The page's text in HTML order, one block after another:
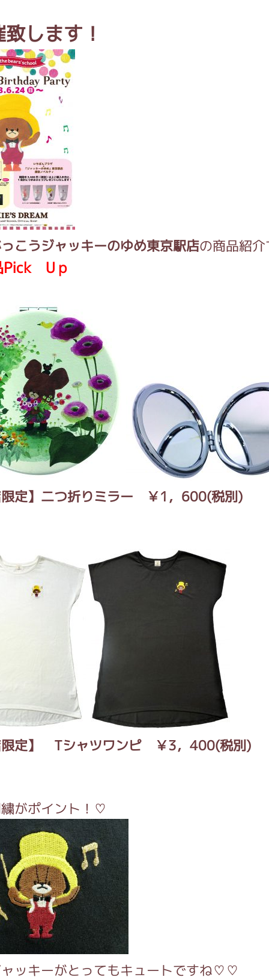
します！
こうジャッキーのゆめ東京駅店の商品紹
Pick Uｐ
定】二つ折りミラー ￥1，600(税別)
限定】 Tシャツワンピ ￥3，400(税別)
がポイント！♡
ッキーがとってもキュートですね♡♡
っこう しょくいんしつ
っこう 家庭科部